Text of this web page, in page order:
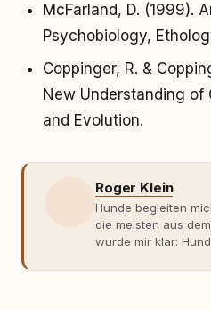
McFarland, D. (1999).
Psychobiology,
Coppinger, R. &
New Understanding of
and Evolution.
Roger Klein
Hunde begleiten
die meisten aus
wurde mir klar:
Fachwissen. Der